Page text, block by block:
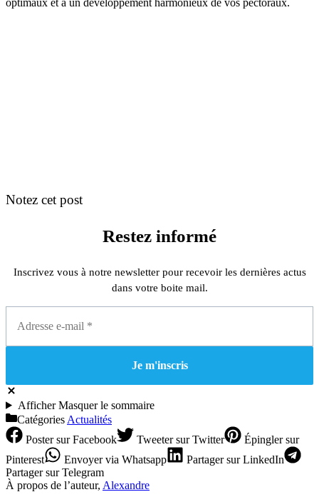
optimaux et à un développement harmonieux de vos pectoraux.
Notez cet post
Restez informé
Inscrivez vous à notre newsletter pour recevoir les dernières actus
dans votre boite mail.
AfficherMasquerle sommaire
Catégories Actualités
Postersur Facebook Tweetersur Twitter Épinglersur
Pinterest
Envoyervia Whatsapp Partagersur LinkedIn
Partagersur Telegram
À propos de l’auteur, Alexandre